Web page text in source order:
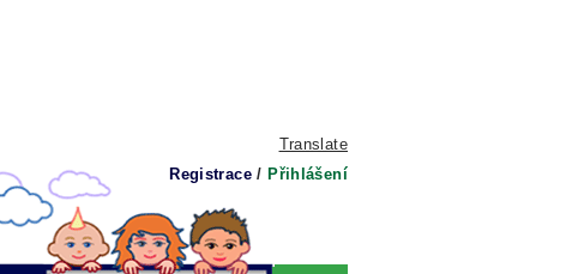
Translate
Registrace / Přihlášení